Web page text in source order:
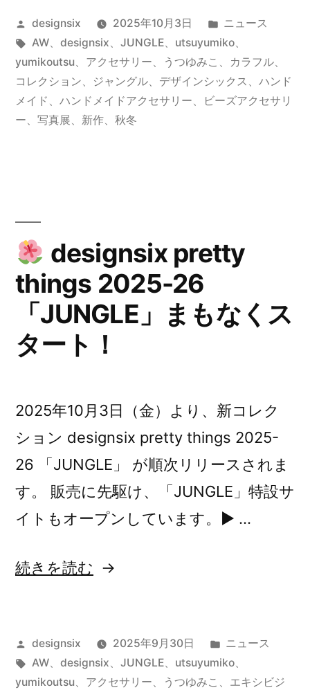
2025-
26
「JUNGLE」
ス
”
投
稿
者:
designsix 2025年10月3日
カ
テ
ゴ
リ
ー:
ニュース
タ
グ:
AW、 designsix、 JUNGLE、 utsuyumiko、
yumikoutsu、 アクセサリー、 うつゆみこ 、 カラフル、
コレクション、 ジャングル、 デザインシックス 、 ハンド
メイド 、 ハンドメイドアクセサリー、
ビーズアクセサリ
ー、 写真展、 新作、 秋冬
designsix pretty
things 2025-26
「JUNGLE」まもなくス
タート！
2025年10月3日（金）より、新コレク
ション designsix pretty things 2025-
26 「JUNGLE」 が順次リリースされま
す。 販売に先駆け、「JUNGLE」特設サ
イトもオープンしています。▶ …
“
pretty
things
続きを読む
投
稿
者:
designsix 2025年9月30日
カ
テ
ゴ
ニュース
タ
グ:
AW、 designsix、 JUNGLE、 utsuyumiko、
yumikoutsu、 アクセサリー、 うつゆみこ 、 エキシビジ